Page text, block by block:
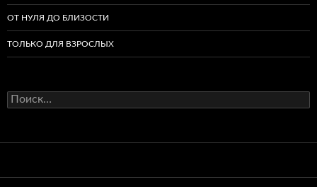
ОТ НУЛЯ ДО БЛИЗОСТИ
ТОЛЬКО ДЛЯ ВЗРОСЛЫХ
Найти: